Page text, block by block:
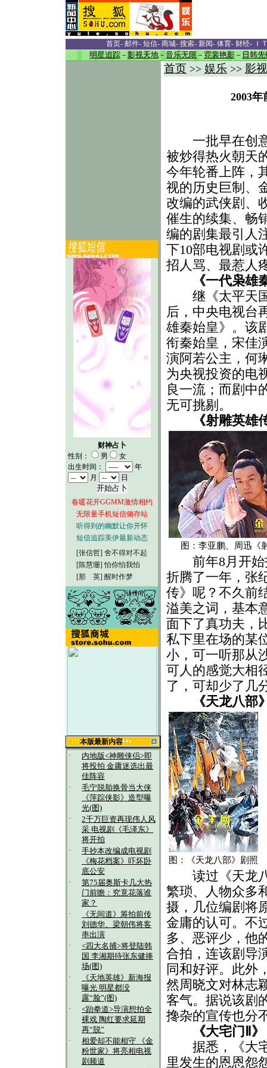
首页- 邮件- 短信- 商城- 搜索- 新闻- 体育- 财经- Ｉ
明星追踪 － 影视天地 － 音乐无限 － 霓裳艳影 － 日韩先
财神占卜
性别：
男
女
出生时间：
年
月
日
春暖花开GGMM激情相约
无限量手机短信储存站
听得到的幽默让你开怀
短信追踪美伊最新动态
[张信哲] 舍不得对不起
[陈慧珊] 怕你怕我怕
[那 英] 醒时作梦
本版最新内容
·
内地版<神雕侠侣>即
将投拍 金庸迷选出最
佳阵容
·
毛宁脱胎换骨当大侠
《萍踪侠影》造型曝
光(图)
·
2千万巨资再现伟人风
采 电视剧《毛泽东》
将开拍
·
手抄本改编成电视剧
《梅花档案》吓坏卧
底公安
·
第75届奥斯卡几大热
门前瞻：究竟花落谁
家？
·
《无间道》筹拍前传
刘德华、梁朝伟将客
串出演
·
<四大名捕>将登陆韩
国 李湘期待张东健捧
场(图)
·
《天地英雄》新海报
曝光 明星都没
露“脸”(图)
·
<跆拳道>导演想拍全
裸戏 陶红要求延期
再“脱”
·
相爱却不能相守 《金
粉世家》将亮相电视
剧频道
首页 >> 娱乐 >> 影
2003
一批早在创
被炒得热火朝天
今年轮番上阵，
视的历史巨制、
改编的武侠剧、
催生的续集、畅
编的剧集最引人
下10部电视剧或
招人骂、最惹人
《一代枭雄
继《太平天
后，中央电视台
雄秦始皇》。该
衔秦始皇，宋佳
演阿若公主，何
为央视投资的电
良一流；而剧中
无可挑剔。
《射雕英雄
图：李亚鹏、周迅《
前年8月开始
折腾了一年，张
传》呢？不久前
溢美之词，基本
面下了真功夫，
私下里在场的某
小，可一听那从
可人的感觉大相
了，可却少了几
《天龙八部
图：《天龙八部》剧照
读过《天龙八
繁琐、人物众多
摄，几位编剧将
金庸的认可。不
多、恶评少，他
合拍，连该剧导
同和好评。此外
然周晓文对林志
客气。据说该剧
搀杂的宣传也分
《大宅门Ⅱ》
据悉，《大宅
里发生的恩恩怨